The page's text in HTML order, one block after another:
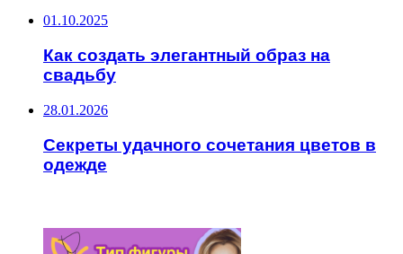
01.10.2025
Как создать элегантный образ на
свадьбу
28.01.2026
Секреты удачного сочетания цветов в
одежде